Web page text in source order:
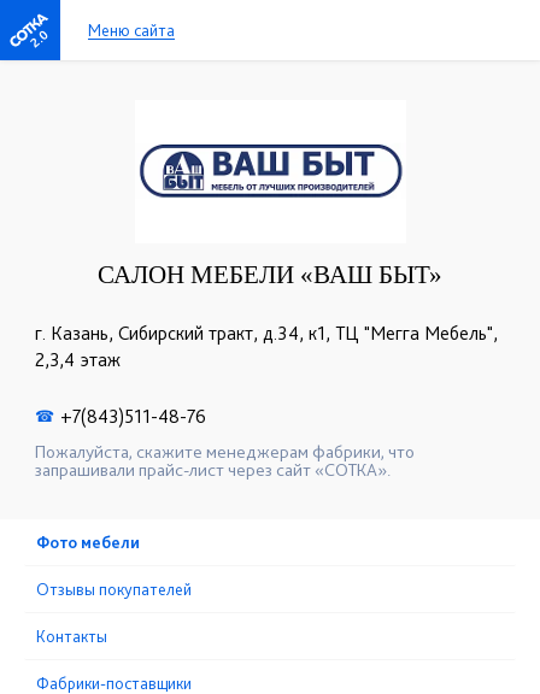
2.0 Меню сайта
САЛОН МЕБЕЛИ «ВАШ БЫТ»
г. Казань, Сибирский тракт, д.34, к1, ТЦ "Мегга Мебель",
2,3,4 этаж
☎ +7(843)511-48-76
Пожалуйста, скажите менеджерам фабрики, что
запрашивали прайс-лист через сайт «СОТКА».
Фото мебели
Отзывы покупателей
Контакты
Фабрики-поставщики